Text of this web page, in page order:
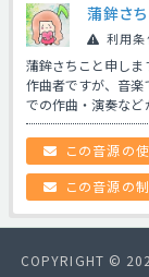
蒲鉾さち
利用条
蒲鉾さちこと申しま
作曲者ですが、音
での作曲・演奏な
この音源の
この音源の
COPYRIGHT ©